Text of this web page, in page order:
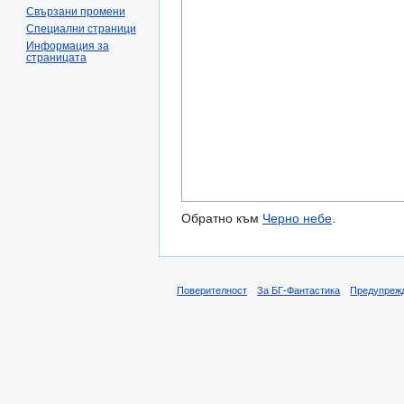
Обратно към Черно небе.
Свързани промени
Специални страници
Информация за
страницата
Поверителност За БГ-Фантастика